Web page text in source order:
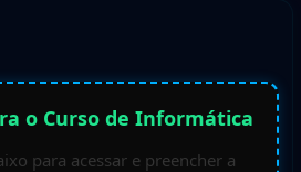
o Curso de Informática
para acessar e preencher a